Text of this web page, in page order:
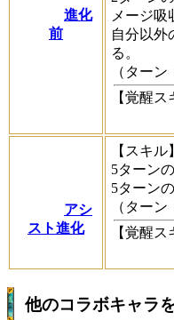
進化
前
メージ吸
自分以外
る。
（ターン
【覚醒ス
アシ
スト進化
【スキル】
5ターン
5ターン
（ターン
【覚醒ス
他のコラボキャラ